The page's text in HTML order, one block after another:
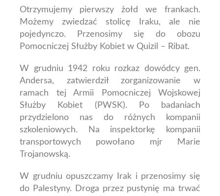
Otrzymujemy pierwszy żołd we frankach.
Możemy zwiedzać stolicę Iraku, ale nie
pojedynczo. Przenosimy się do obozu
Pomocniczej Służby Kobiet w Quizil – Ribat.
W grudniu 1942 roku rozkaz dowódcy gen.
Andersa, zatwierdził zorganizowanie w
ramach tej Armii Pomocniczej Wojskowej
Służby Kobiet (PWSK). Po badaniach
przydzielono nas do różnych kompanii
szkoleniowych.
Na inspektorkę kompanii
transportowych powołano mjr Marie
Trojanowską.
W grudniu opuszczamy Irak i przenosimy się
do Palestyny. Droga przez pustynię ma trwać